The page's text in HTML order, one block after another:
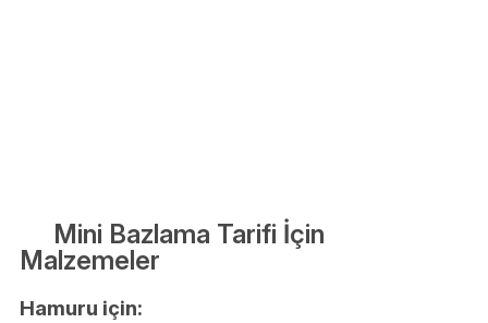
Mini Bazlama Tarifi İçin
Malzemeler
Hamuru için: